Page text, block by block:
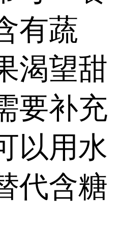
有蔬
渴望甜
要补充
以用水
代含糖